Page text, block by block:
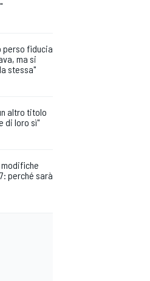
perso fiducia
ma si
stessa"
altro titolo
di loro sì"
modifiche
perché sarà